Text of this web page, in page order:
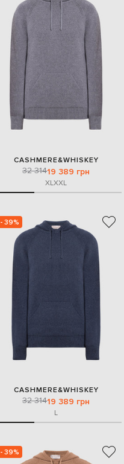
CASHMERE&WHISKEY
32 31419 389 грн
XLXXL
- 39%
CASHMERE&WHISKEY
32 31419 389 грн
L
- 39%